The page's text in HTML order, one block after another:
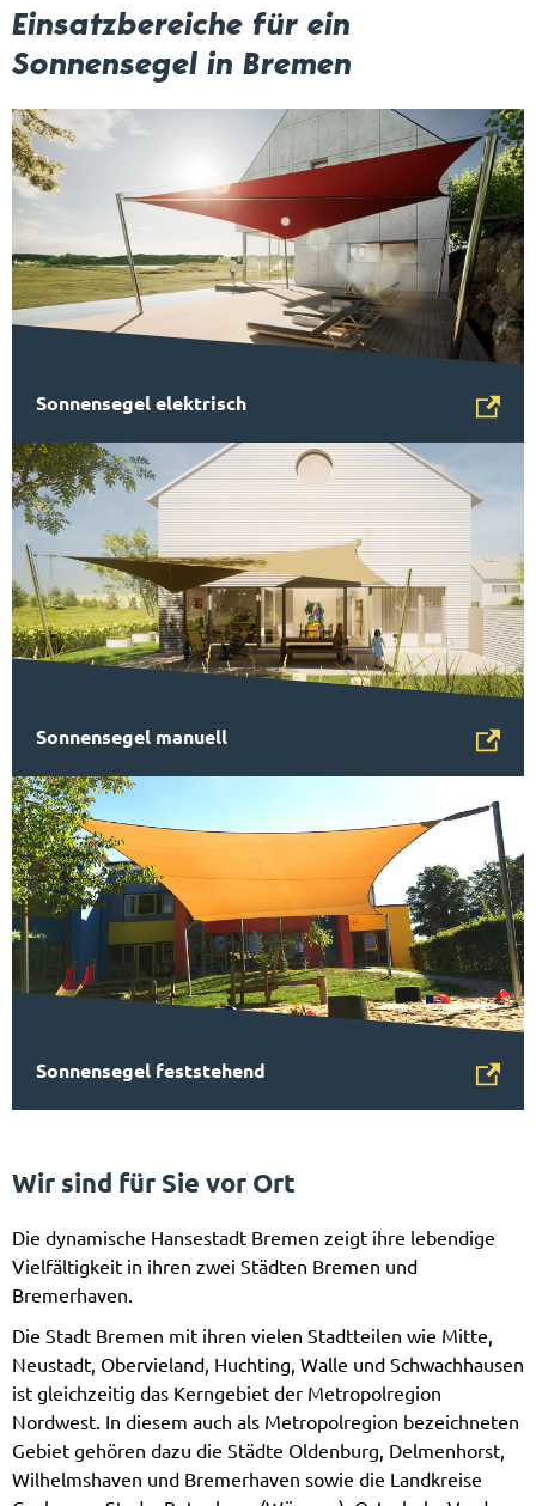
Einsatzbereiche für ein
Sonnensegel in Bremen
Sonnensegel elektrisch
Sonnensegel manuell
Sonnensegel feststehend
Wir sind für Sie vor Ort
Die dynamische Hansestadt Bremen zeigt ihre lebendige
Vielfältigkeit in ihren zwei Städten Bremen und
Bremerhaven.
Die Stadt Bremen mit ihren vielen Stadtteilen wie Mitte,
Neustadt, Obervieland, Huchting, Walle und Schwachhausen
ist gleichzeitig das Kerngebiet der Metropolregion
Nordwest. In diesem auch als Metropolregion bezeichneten
Gebiet gehören dazu die Städte Oldenburg, Delmenhorst,
Wilhelmshaven und Bremerhaven sowie die Landkreise